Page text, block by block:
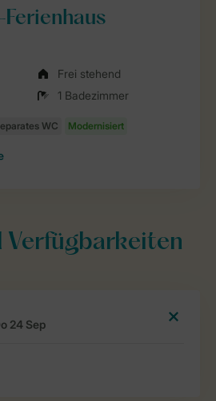
Frei stehend
1 Badezimmer
Verfügbarkeiten